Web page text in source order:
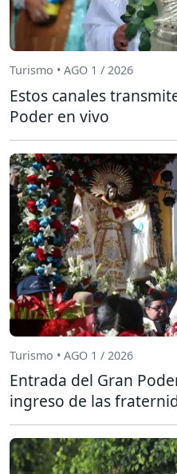
Turismo • AGO 1 / 2026
Estos canales
Poder en vivo
Turismo • AGO 1 / 2026
Entrada del Gran
ingreso de las